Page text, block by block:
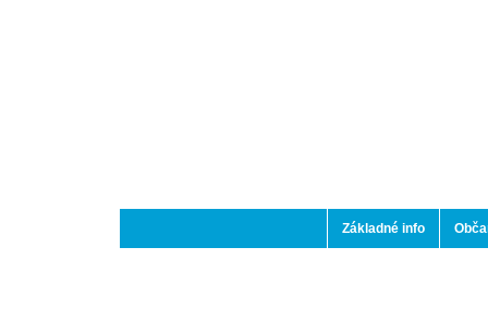
Základné info